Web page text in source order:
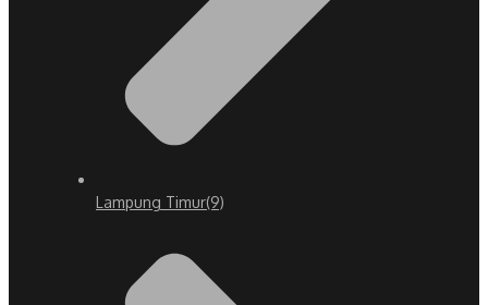
Lampung Timur(9)